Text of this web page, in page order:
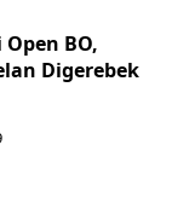
BO,
Digerebek